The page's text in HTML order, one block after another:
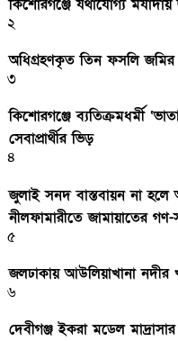
কিশোরগঞ্জে যথাযোগ্য
২
অধিগ্রহণকৃত তিন ফসলি জমির
৩
কিশোরগঞ্জে ব্যতিক্রমধর্মী
সেবাপ্রার্থীর ভিড়
৪
জুলাই সনদ বাস্তবায়ন না
নীলফামারীতে জামায়াতের গণ-
৫
জলঢাকায় আউলিয়াখানা নদীর
৬
দেবীগঞ্জ ইকরা মডেল